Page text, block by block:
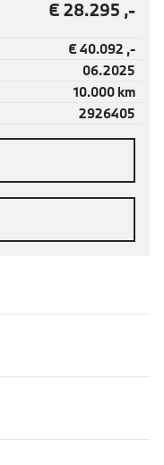
€ 28.295 ,-
€ 40.092 ,-
06.2025
10.000 km
2926405